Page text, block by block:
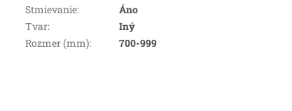
Stmievanie:
Áno
Tvar:
Iný
Rozmer (mm): 700-999